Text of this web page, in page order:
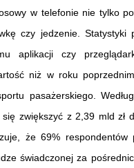
w telefonie nie tylko
czy jedzenie. Statystyki
aplikacji czy
niż w roku
pasażerskiego.
zwiększyć z 2,39 mld zł
że 69% respondentów
świadczonej za